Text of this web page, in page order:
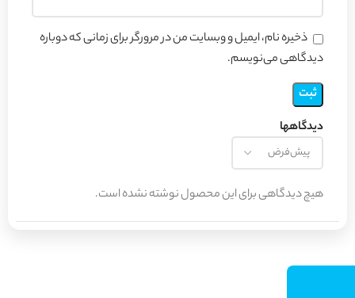
دیدگاهها
هیچ دیدگاهی برای این محصول نوشته نشده است.
ذخیره نام، ایمیل و وبسایت من در مرورگر برای زمانی که دوباره
دیدگاهی می‌نویسم.